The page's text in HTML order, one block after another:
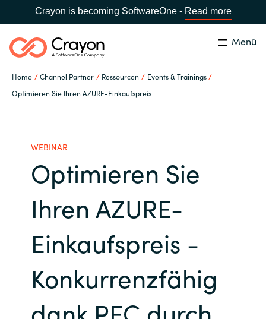
Crayon is becoming SoftwareOne - Read more
Menü
Home Channel Partner Ressourcen
Events & Trainings
Optimieren Sie Ihren AZURE-Einkaufspreis
Australia
Austria
Bulgaria
Czechia
Suchen Schließen
Unsere Expertise
Ressourcen
IT Campus - Customer Trainings
Über uns
Kontakt
WEBINAR
Optimieren Sie
Ihren AZURE-
Einkaufspreis -
Konkurrenzfähig